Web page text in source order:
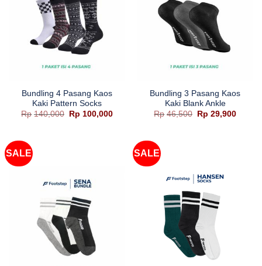
Bundling 4 Pasang Kaos
Kaki Pattern Socks
Rp 140,000
Harga
aslinya
Rp 100,000Harga
Rp100,000.
Bundling 3 Pasang Kaos
Kaki Blank Ankle
Rp 46,500
Harga
aslinya
Rp 29,900Harga
SALE SALE